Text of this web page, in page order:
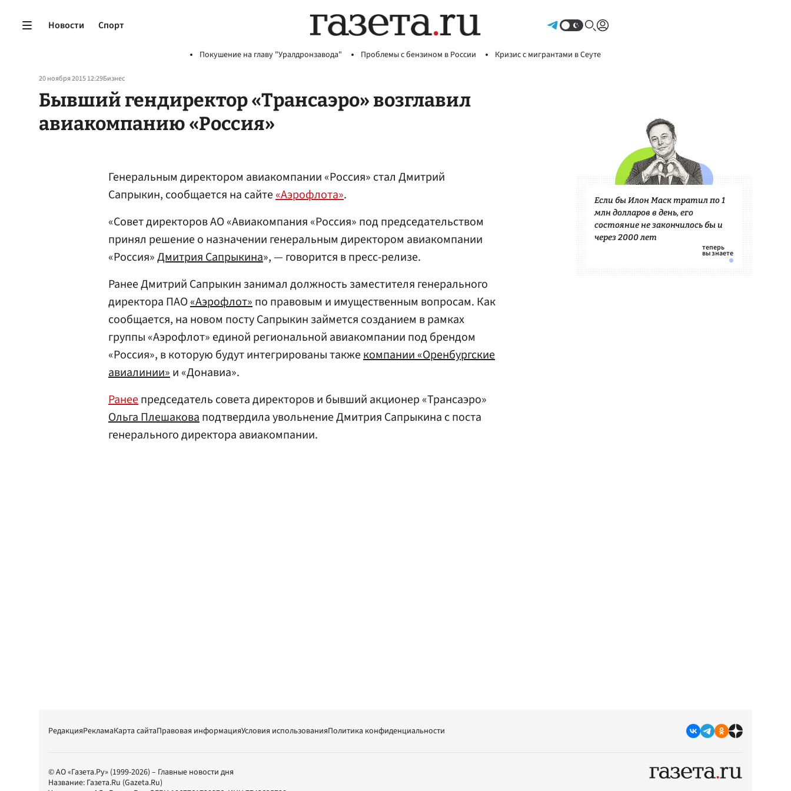
Новости Спорт
Покушение на главу "Уралдронзавода" Проблемы с бензином в России Кризис с мигрантами в Сеуте
20 ноября 2015 12:29Бизнес
Бывший гендиректор «Трансаэро» возглавил
авиакомпанию «Россия»
Генеральным директором авиакомпании «Россия» стал Дмитрий
Сапрыкин, сообщается на сайте«Аэрофлота».
«Совет директоров АО «Авиакомпания «Россия» под председательством
принял решение о назначении генеральным директором авиакомпании
«Россия»Дмитрия Сапрыкина», — говорится в пресс-релизе.
Ранее Дмитрий Сапрыкин занимал должность заместителя генерального
директора ПАО«Аэрофлот»по правовым и имущественным вопросам. Как
сообщается, на новом посту Сапрыкин займется созданием в рамках
группы «Аэрофлот» единой региональной авиакомпании под брендом
«Россия», в которую будут интегрированы такжекомпании «Оренбургские
авиалинии»и «Донавиа».
Ранеепредседатель совета директоров и бывший акционер «Трансаэро»
Ольга Плешаковаподтвердила увольнение Дмитрия Сапрыкина с поста
генерального директора авиакомпании.
Если бы Илон Маск тратил по 1
млн долларов в день, его
состояние не закончилось бы и
через 2000 лет
РедакцияРекламаКарта сайтаПравовая информацияУсловия использованияПолитика конфиденциальности
© АО «Газета.Ру» (1999-2026) – Главные новости дня
Название: Газета.Ru (Gazeta.Ru)